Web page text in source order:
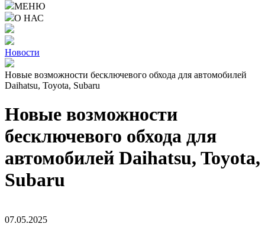
МЕНЮ
О НАС
Новости
Новые возможности бесключевого обхода для автомобилей
Daihatsu, Toyota, Subaru
Новые возможности
бесключевого обхода для
автомобилей Daihatsu, Toyota,
Subaru
07.05.2025